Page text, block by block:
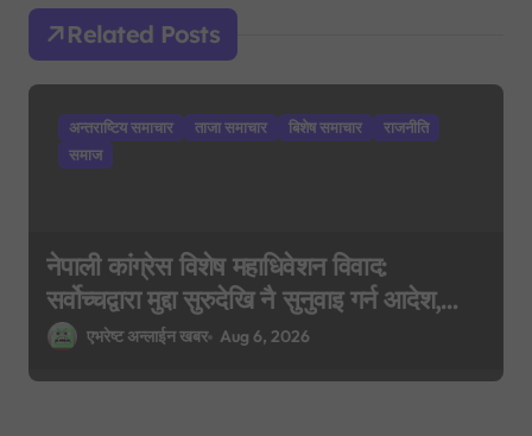
a
t
i
Related Posts
अन्तराष्टिय समाचार ताजा समाचार बिशेष समाचार
राजनीति
समाज
नेपाली कांग्रेस विशेष महाधिवेशन विवाद:
सर्वोच्चद्वारा मुद्दा सुरुदेखि नै सुनुवाइ गर्न आदेश,
पुरानो फैसला पुनरावलोकन हुने
एभरेष्ट अन्लाईन खबर Aug 6, 2026